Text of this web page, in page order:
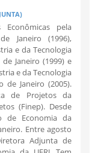
Econômicas pela
Janeiro (1996),
e da Tecnologia
Janeiro (1999) e
e da Tecnologia
de Janeiro (2005).
de Projetos da
(Finep). Desde
de Economia da
Entre agosto
Adjunta de